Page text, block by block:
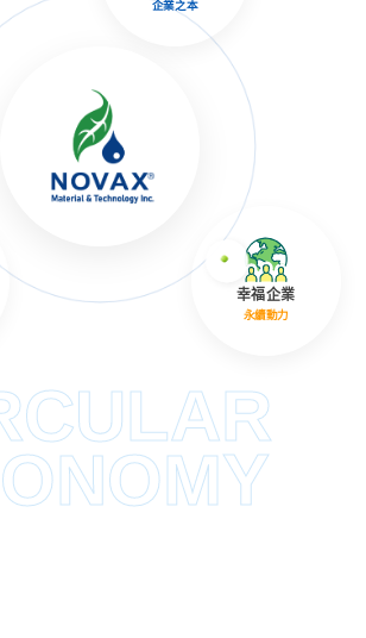
企業之本
幸福企業
永續動力